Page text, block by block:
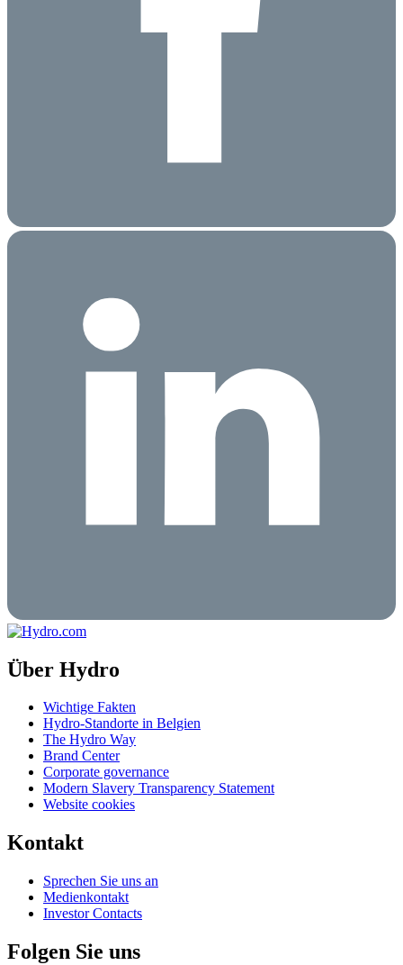
Über Hydro
Wichtige Fakten
Hydro-Standorte in Belgien
The Hydro Way
Brand Center
Corporate governance
Modern Slavery Transparency Statement
Website cookies
Kontakt
Sprechen Sie uns an
Medienkontakt
Investor Contacts
Folgen Sie uns